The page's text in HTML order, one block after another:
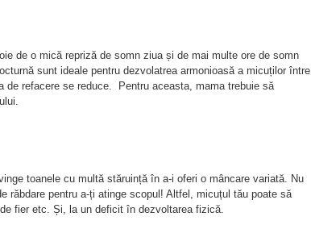
de o mică repriză de somn ziua și de mai multe ore de somn
sunt ideale pentru dezvolatrea armonioasă a micuților între
de refacere se reduce. Pentru aceasta, mama trebuie să
toanele cu multă stăruință în a-i oferi o mâncare variată. Nu
răbdare pentru a-ți atinge scopul! Altfel, micuțul tău poate să
fier etc. Și, la un deficit în dezvoltarea fizică.